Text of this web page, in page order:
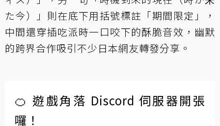
た今）」則在底下用括號標註「期間限定」，
中間還穿插吃派時一口咬下的酥脆音效，幽默
的跨界合作吸引不少日本網友轉發分享。
🍊 遊戲角落 Discord 伺服器開張
囉！